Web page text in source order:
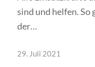
sind und helfen. So
der…
29. Juli 2021